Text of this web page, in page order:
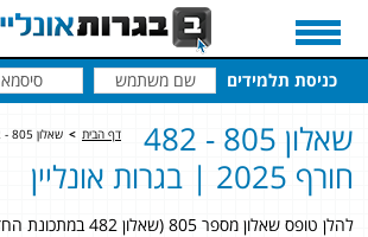
כניסת תלמידים
דף הבית > שאלון 805 - 482 חורף 2025 | בגרות אונליין
שאלון 805 - 482
חורף 2025 | בגרות אונליין